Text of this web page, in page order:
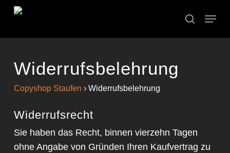
Skip
main
search
Menu
Widerrufsbelehrung
Copyshop Staufen › Widerrufsbelehrung
Widerrufsrecht
Sie haben das Recht, binnen vierzehn Tagen
ohne Angabe von Gründen Ihren Kaufvertrag zu